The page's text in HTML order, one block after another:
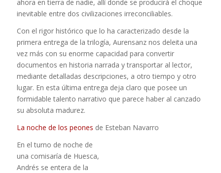
ahora en tierra de nadie, allí donde se producirá el choque
inevitable entre dos civilizaciones irreconciliables.
Con el rigor histórico que lo ha caracterizado desde la
primera entrega de la trilogía, Aurensanz nos deleita una
vez más con su enorme capacidad para convertir
documentos en historia narrada y transportar al lec­tor,
mediante detalladas descripciones, a otro tiempo y otro
lugar. En esta última entrega deja claro que posee un
formidable talento narrativo que parece haber al­ canzado
su absoluta madurez.
La noche de los peones de Esteban Navarro
En el turno de noche de
una comisaría de Huesca,
Andrés se entera de la